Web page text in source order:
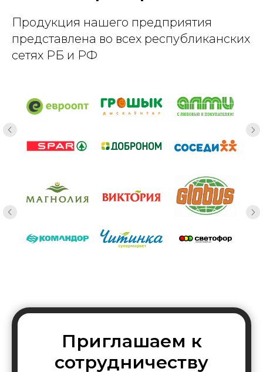
Продукция нашего предприятия
представлена во всех республиканских
сетях РБ и РФ
Приглашаем к
сотрудничеству